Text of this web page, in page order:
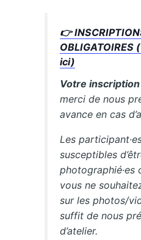
👉
ici)
Votre
merci de nous
avance en cas
Les
susceptibles
photographié·es
vous ne
sur les photos/
suffit de nous
d’atelier.